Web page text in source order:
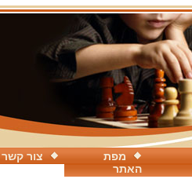
צור קשר
מפת
האתר